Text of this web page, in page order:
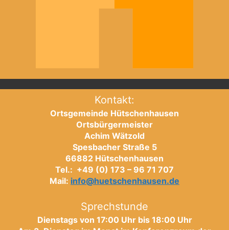
Kontakt:
Ortsgemeinde Hütschenhausen
Ortsbürgermeister
Achim Wätzold
Spesbacher Straße 5
66882 Hütschenhausen
Tel.: +49 (0) 173 – 96 71 707
Mail: info@huetschenhausen.de
Sprechstunde
Dienstags von 17:00 Uhr bis 18:00 Uhr